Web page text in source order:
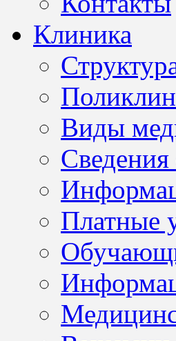
Клиника
Виды
Платные